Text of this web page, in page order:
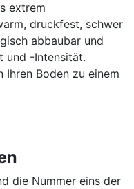
extrem
druckfest, schwer
abbaubar und
und -Intensität.
Ihren Boden zu einem
die Nummer eins der